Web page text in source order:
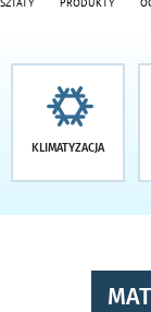
KLIMATYZACJA